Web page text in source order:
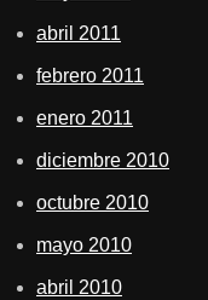
abril 2011
febrero 2011
enero 2011
diciembre 2010
octubre 2010
mayo 2010
abril 2010